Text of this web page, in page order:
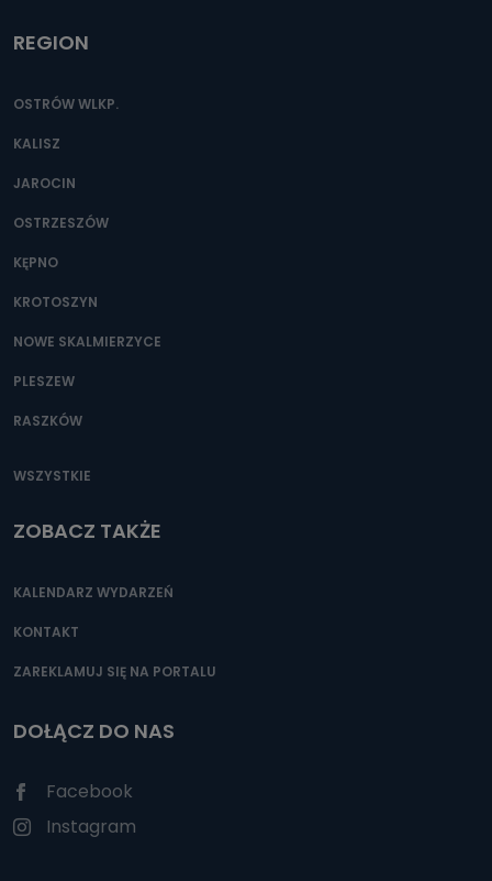
REGION
OSTRÓW WLKP.
KALISZ
JAROCIN
OSTRZESZÓW
KĘPNO
KROTOSZYN
NOWE SKALMIERZYCE
PLESZEW
RASZKÓW
WSZYSTKIE
ZOBACZ TAKŻE
KALENDARZ WYDARZEŃ
KONTAKT
ZAREKLAMUJ SIĘ NA PORTALU
DOŁĄCZ DO NAS
Facebook
Instagram